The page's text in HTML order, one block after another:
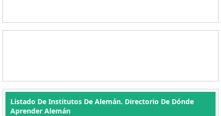
Listado De Institutos De Alemán. Directorio De Dónde
Aprender Alemán